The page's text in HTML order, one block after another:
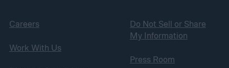
Careers
Work With Us
Do Not Sell or Share
My Information
Press Room